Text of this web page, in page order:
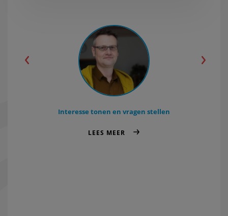
Interesse tonen en vragen stellen
LEES MEER